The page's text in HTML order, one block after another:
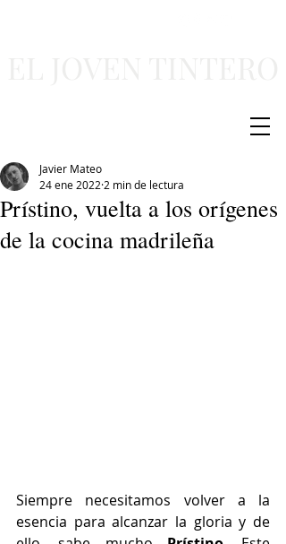
Prístino, vuelta a los orígenes
de la cocina madrileña
Javier Mateo
24 ene 2022 2 min de lectura
Siempre necesitamos volver a la
esencia para alcanzar la gloria y de